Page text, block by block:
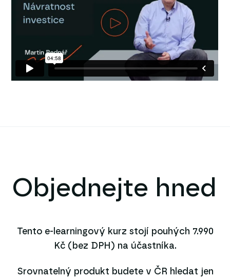
Objednejte hned
Tento e-learningový kurz stojí pouhých 7.990
Kč (bez DPH) na účastníka.
Srovnatelný produkt budete v ČR hledat jen